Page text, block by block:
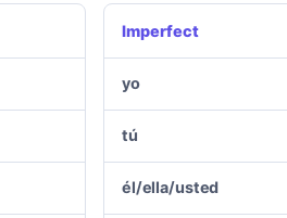
Imperfect
yo
tú
él/ella/usted